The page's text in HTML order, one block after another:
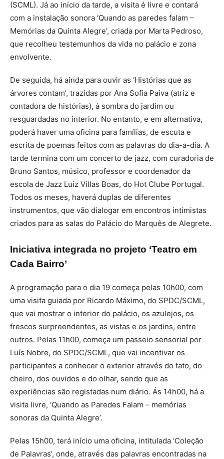
(SCML). Já ao início da tarde, a visita é livre e contará
com a instalação sonora ‘Quando as paredes falam –
Memórias da Quinta Alegre’, criada por Marta Pedroso,
que recolheu testemunhos da vida no palácio e zona
envolvente.
De seguida, há ainda para ouvir as ‘Histórias que as
árvores contam’, trazidas por Ana Sofia Paiva (atriz e
contadora de histórias), à sombra do jardim ou
resguardadas no interior. No entanto, e em alternativa,
poderá haver uma oficina para famílias, de escuta e
escrita de poemas feitos com as palavras do dia-a-dia. A
tarde termina com um concerto de jazz, com curadoria de
Bruno Santos, músico, professor e coordenador da
escola de Jazz Luiz Villas Boas, do Hot Clube Portugal.
Todos os meses, haverá duplas de diferentes
instrumentos, que vão dialogar em encontros intimistas
criados para as salas do Palácio do Marquês de Alegrete.
Iniciativa integrada no projeto ‘Teatro em
Cada Bairro’
A programação para o dia 19 começa pelas 10h00, com
uma visita guiada por Ricardo Máximo, do SPDC/SCML,
que vai mostrar o interior do palácio, os azulejos, os
frescos surpreendentes, as vistas e os jardins, entre
outros. Pelas 11h00, começa um passeio sensorial por
Luís Nobre, do SPDC/SCML, que vai incentivar os
participantes a conhecer o exterior através do tato, do
cheiro, dos ouvidos e do olhar, sendo que as
experiências são registadas num diário. Ás 14h00, há a
visita livre, ‘Quando as Paredes Falam – memórias
sonoras da Quinta Alegre’.
Pelas 15h00, terá início uma oficina, intitulada ‘Coleção
de Palavras’, onde, através das palavras encontradas na